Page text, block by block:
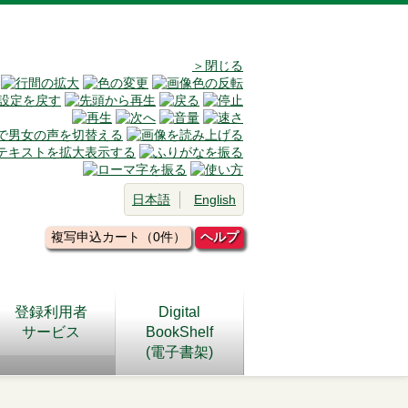
＞閉じる
日本語 English
複写申込カート（0件） ヘルプ
登録利用者
サービス
Digital
BookShelf
(電子書架)